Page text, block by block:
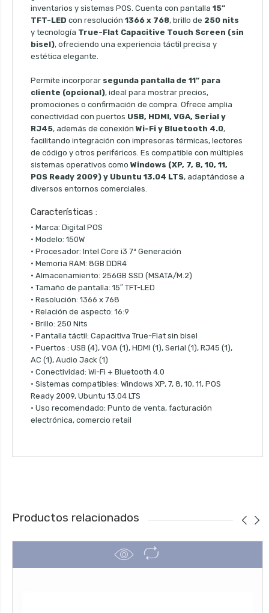
inventarios y sistemas POS. Cuenta con pantalla 15”
TFT-LED con resolución 1366 x 768, brillo de 250 nits
y tecnología True-Flat Capacitive Touch Screen (sin
bisel), ofreciendo una experiencia táctil precisa y
estética elegante.
Permite incorporar segunda pantalla de 11” para
cliente (opcional), ideal para mostrar precios,
promociones o confirmación de compra. Ofrece amplia
conectividad con puertos USB, HDMI, VGA, Serial y
RJ45, además de conexión Wi-Fi y Bluetooth 4.0,
facilitando integración con impresoras térmicas, lectores
de código y otros periféricos. Es compatible con múltiples
sistemas operativos como Windows (XP, 7, 8, 10, 11,
POS Ready 2009) y Ubuntu 13.04 LTS, adaptándose a
diversos entornos comerciales.
Características :
• Marca: Digital POS
• Modelo: 150W
• Procesador: Intel Core i3 7ª Generación
• Memoria RAM: 8GB DDR4
• Almacenamiento: 256GB SSD (MSATA/M.2)
• Tamaño de pantalla: 15″ TFT-LED
• Resolución: 1366 x 768
• Relación de aspecto: 16:9
• Brillo: 250 Nits
• Pantalla táctil: Capacitiva True-Flat sin bisel
• Puertos : USB (4), VGA (1), HDMI (1), Serial (1), RJ45 (1),
AC (1), Audio Jack (1)
• Conectividad: Wi-Fi + Bluetooth 4.0
• Sistemas compatibles: Windows XP, 7, 8, 10, 11, POS
Ready 2009, Ubuntu 13.04 LTS
• Uso recomendado: Punto de venta, facturación
electrónica, comercio retail
Productos relacionados